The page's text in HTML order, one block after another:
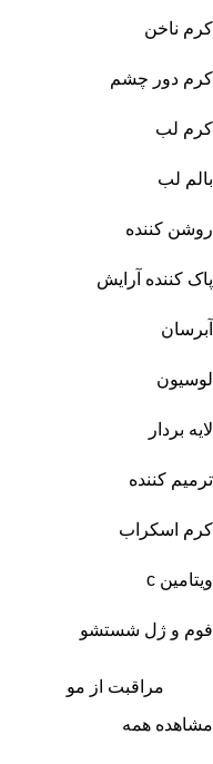
کرم ناخن
کرم دور چشم
کرم لب
بالم لب
روشن کننده
پاک کننده آرایش
آبرسان
لوسیون
لایه بردار
ترمیم کننده
کرم اسکراب
ویتامین c
فوم و ژل شستشو
مراقبت از مو
مشاهده همه